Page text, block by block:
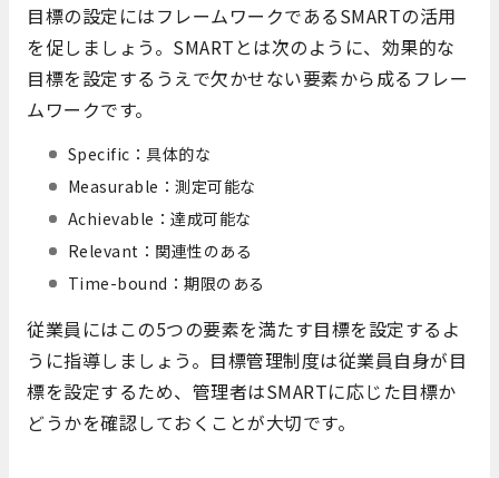
目標の設定にはフレームワークであるSMARTの活用
を促しましょう。SMARTとは次のように、効果的な
目標を設定するうえで欠かせない要素から成るフレー
ムワークです。
Specific：具体的な
Measurable：測定可能な
Achievable：達成可能な
Relevant：関連性のある
Time-bound：期限のある
従業員にはこの5つの要素を満たす目標を設定するよ
うに指導しましょう。目標管理制度は従業員自身が目
標を設定するため、管理者はSMARTに応じた目標か
どうかを確認しておくことが大切です。